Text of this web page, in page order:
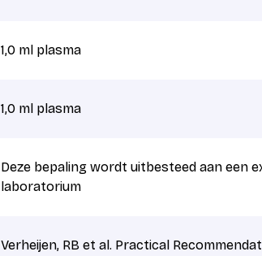
1,0 ml plasma
1,0 ml plasma
Deze bepaling wordt uitbesteed aan een
laboratorium
Verheijen, RB et al. Practical